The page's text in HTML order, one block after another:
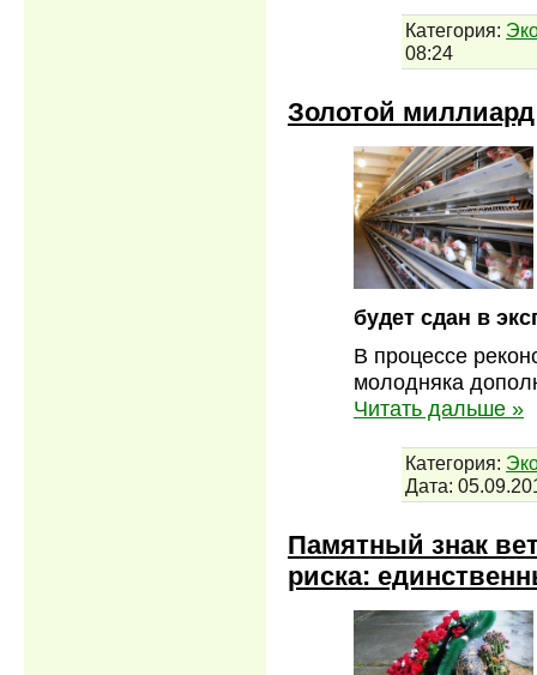
Категория:
08:24
Золотой
будет сдан в
В процессе
молодняка
Читать дальше »
Категория:
Дата:
Памятный знак
риска: